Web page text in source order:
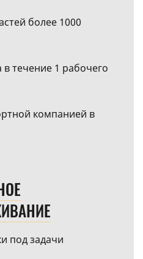
более 1000
в течение 1 рабочего
компанией в
под задачи